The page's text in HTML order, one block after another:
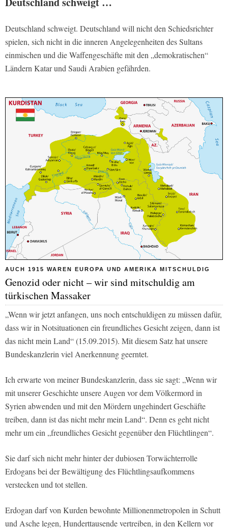
Deutschland schweigt. Deutschland will nicht den Schiedsrichter
spielen, sich nicht in die inneren Angelegenheiten des Sultans
einmischen und die Waffengeschäfte mit den „demokratischen“
Ländern Katar und Saudi Arabien gefährden.
AUCH 1915 WAREN EUROPA UND AMERIKA MITSCHULDIG
Genozid oder nicht – wir sind mitschuldig am
türkischen Massaker
„Wenn wir jetzt anfangen, uns noch entschuldigen zu müssen dafür,
dass wir in Notsituationen ein freundliches Gesicht zeigen, dann ist
das nicht mein Land“ (15.09.2015). Mit diesem Satz hat unsere
Bundeskanzlerin viel Anerkennung geerntet.
Ich erwarte von meiner Bundeskanzlerin, dass sie sagt: „Wenn wir
mit unserer Geschichte unsere Augen vor dem Völkermord in
Syrien abwenden und mit den Mördern ungehindert Geschäfte
treiben, dann ist das nicht mehr mein Land“. Denn es geht nicht
mehr um ein „freundliches Gesicht gegenüber den Flüchtlingen“.
Sie darf sich nicht mehr hinter der dubiosen Torwächterrolle
Erdogans bei der Bewältigung des Flüchtlingsaufkommens
verstecken und tot stellen.
Erdogan darf von Kurden bewohnte Millionenmetropolen in Schutt
und Asche legen, Hunderttausende vertreiben, in den Kellern vor